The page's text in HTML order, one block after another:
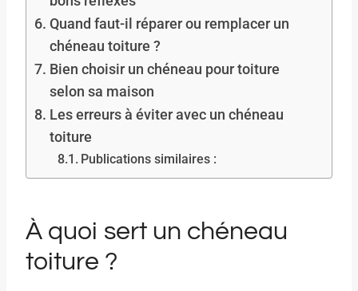
Quand faut-il réparer ou remplacer un
chéneau toiture ?
Bien choisir un chéneau pour toiture
selon sa maison
Les erreurs à éviter avec un chéneau
toiture
Publications similaires :
À quoi sert un chéneau
toiture ?